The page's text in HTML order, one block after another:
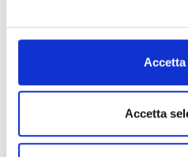
Accetta